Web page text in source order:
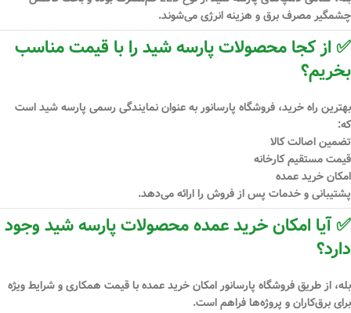
چشمگیر مصرف برق و هزینه انرژی می‌شوند.
✅ از کجا محصولات پارسه شید را با قیمت مناسب
بخریم؟
بهترین راه خرید، فروشگاه پارسانوربه عنوان نمایندگی رسمی پارسه شید است
که:
تضمین اصالت کالا
قیمت مستقیم کارخانه
امکان خرید عمده
پشتیبانی و خدمات پس از فروش را ارائه می‌دهد.
✅ آیا امکان خرید عمده محصولات پارسه شید وجود
دارد؟
بله، از طریق فروشگاه پارسانورامکان خرید عمده با قیمت همکاری و شرایط ویژه
برای برق‌کاران و پروژه‌ها فراهم است.